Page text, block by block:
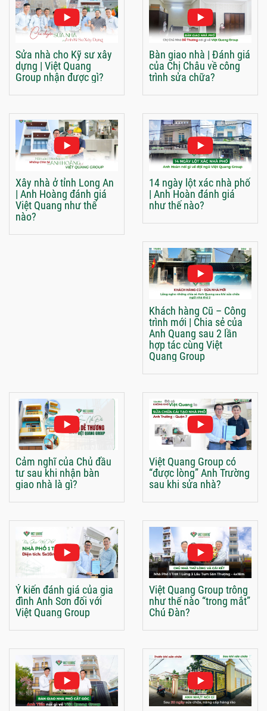
Sửa nhà cho Kỹ sư xây
dựng | Việt Quang
Group nhận được gì?
Bàn giao nhà | Đánh giá
của Chị Châu về công
trình sửa chữa?
Xây nhà ở tỉnh Long An
| Anh Hoàng đánh giá
Việt Quang như thế
nào?
14 ngày lột xác nhà phố
| Anh Hoàn đánh giá
như thế nào?
Khách hàng Cũ – Công
trình mới | Chia sẻ của
Anh Quang sau 2 lần
hợp tác cùng Việt
Quang Group
Cảm nghĩ của Chủ đầu
tư sau khi nhận bàn
giao nhà là gì?
Việt Quang Group có
“được lòng” Anh Trường
sau khi sửa nhà?
Ý kiến đánh giá của gia
đình Anh Sơn đối với
Việt Quang Group
Việt Quang Group trông
như thế nào “trong mắt”
Chú Đàn?